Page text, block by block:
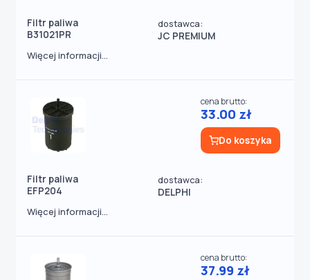
Filtr paliwa
B31021PR
dostawca:
JC PREMIUM
Więcej informacji...
Filtr paliwa
EFP204
dostawca:
DELPHI
cena brutto:
33.00 zł
Do koszyka
Więcej informacji...
cena brutto:
37.99 zł